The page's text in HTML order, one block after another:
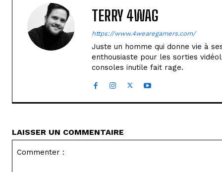
TERRY 4WAG
https://www.4wearegamers.com/
Juste un homme qui donne vie à
enthousiaste pour les sorties
consoles inutile fait rage.
LAISSER UN COMMENTAIRE